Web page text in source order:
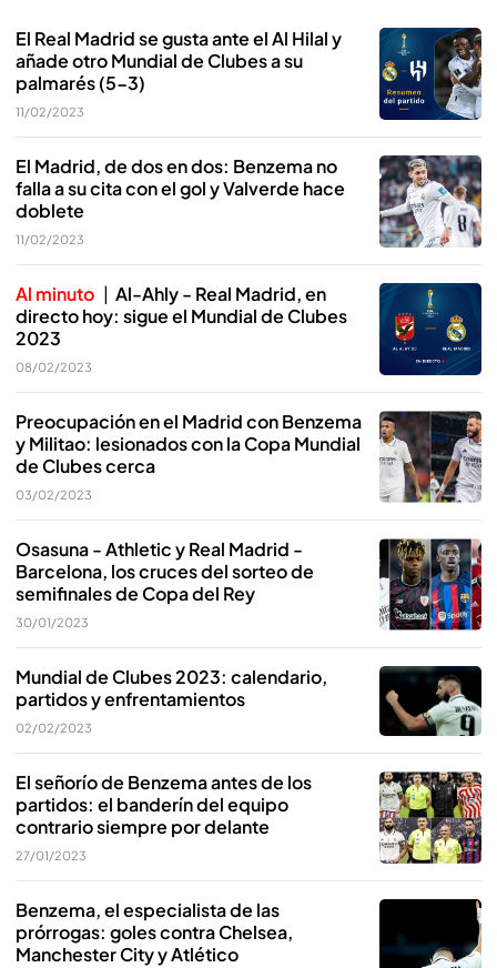
El Real Madrid se gusta ante el Al Hilal y
añade otro Mundial de Clubes a su
palmarés (5-3)
11/02/2023
El Madrid, de dos en dos: Benzema no
falla a su cita con el gol y Valverde hace
doblete
11/02/2023
Al minuto
Al-Ahly - Real Madrid, en
directo hoy: sigue el Mundial de Clubes
2023
08/02/2023
Preocupación en el Madrid con Benzema
y Militao: lesionados con la Copa Mundial
de Clubes cerca
03/02/2023
Osasuna - Athletic y Real Madrid -
Barcelona, los cruces del sorteo de
semifinales de Copa del Rey
30/01/2023
Mundial de Clubes 2023: calendario,
partidos y enfrentamientos
02/02/2023
El señorío de Benzema antes de los
partidos: el banderín del equipo
contrario siempre por delante
27/01/2023
Benzema, el especialista de las
prórrogas: goles contra Chelsea,
Manchester City y Atlético